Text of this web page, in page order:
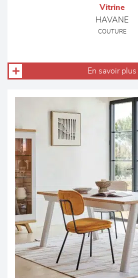
Vitrine
HAVANE
COUTURE
En savoir plus